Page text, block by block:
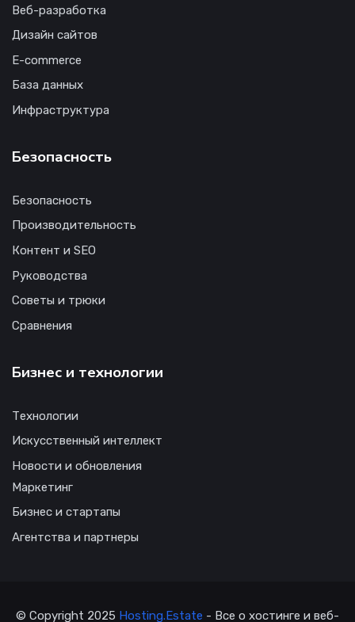
Веб-разработка
Дизайн сайтов
E-commerce
База данных
Инфраструктура
Безопасность
Безопасность
Производительность
Контент и SEO
Руководства
Советы и трюки
Сравнения
Бизнес и технологии
Технологии
Искусственный интеллект
Новости и обновления
Маркетинг
Бизнес и стартапы
Агентства и партнеры
© Copyright 2025 Hosting.Estate - Все о хостинге и веб-